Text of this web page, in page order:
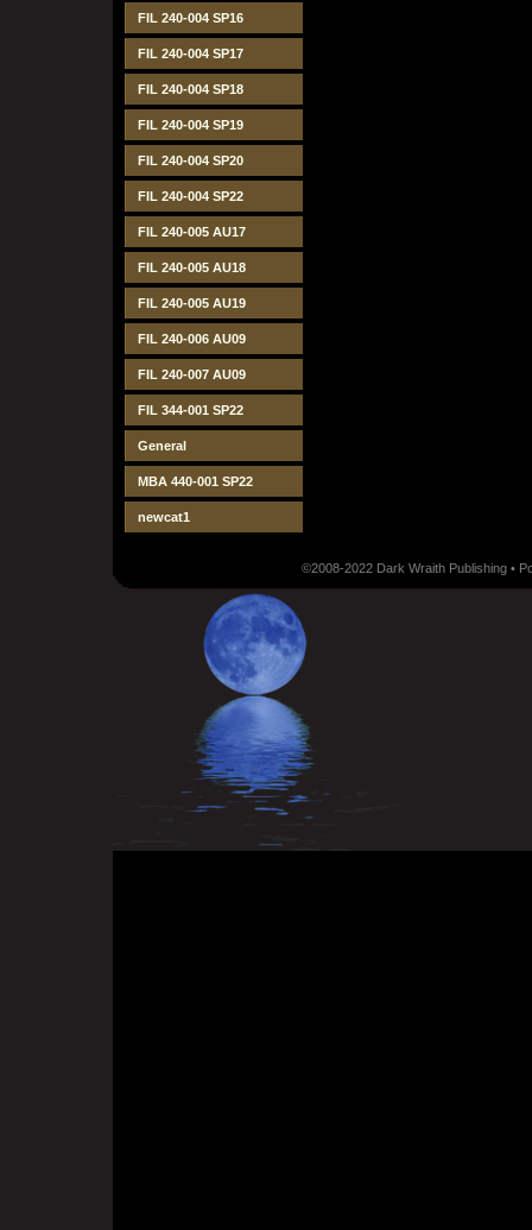
FIL 240-004 SP16
FIL 240-004 SP17
FIL 240-004 SP18
FIL 240-004 SP19
FIL 240-004 SP20
FIL 240-004 SP22
FIL 240-005 AU17
FIL 240-005 AU18
FIL 240-005 AU19
FIL 240-006 AU09
FIL 240-007 AU09
FIL 344-001 SP22
General
MBA 440-001 SP22
newcat1
©2008-2022 Dark Wraith Publishing •